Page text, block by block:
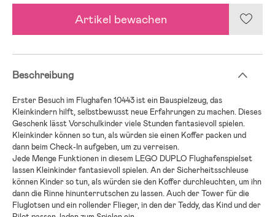
Artikel bewachen
Beschreibung
Erster Besuch im Flughafen 10443 ist ein Bauspielzeug, das
Kleinkindern hilft, selbstbewusst neue Erfahrungen zu machen. Dieses
Geschenk lässt Vorschulkinder viele Stunden fantasievoll spielen.
Kleinkinder können so tun, als würden sie einen Koffer packen und
dann beim Check-In aufgeben, um zu verreisen.
Jede Menge Funktionen in diesem LEGO DUPLO Flughafenspielset
lassen Kleinkinder fantasievoll spielen. An der Sicherheitsschleuse
können Kinder so tun, als würden sie den Koffer durchleuchten, um ihn
dann die Rinne hinunterrutschen zu lassen. Auch der Tower für die
Fluglotsen und ein rollender Flieger, in den der Teddy, das Kind und der